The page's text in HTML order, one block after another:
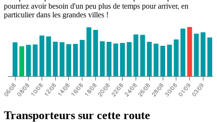
pourriez avoir besoin d'un peu plus de temps pour arriver, en
particulier dans les grandes villes !
Transporteurs sur cette route